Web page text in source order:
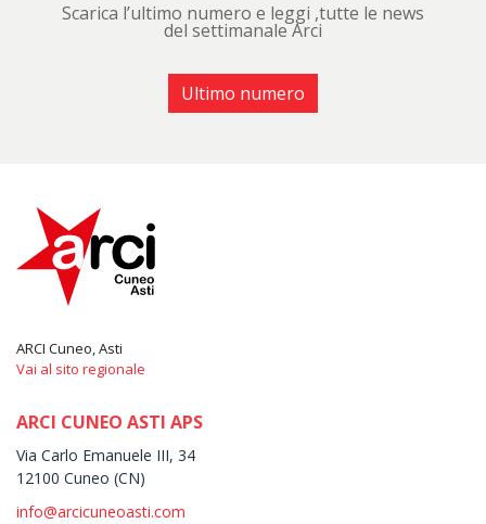
Scarica l’ultimo numero e leggi ,tutte le news
del settimanale Arci
Ultimo numero
ARCI Cuneo, Asti
Vai al sito regionale
ARCI CUNEO ASTI APS
Via Carlo Emanuele III, 34
12100 Cuneo (CN)
info@arcicuneoasti.com